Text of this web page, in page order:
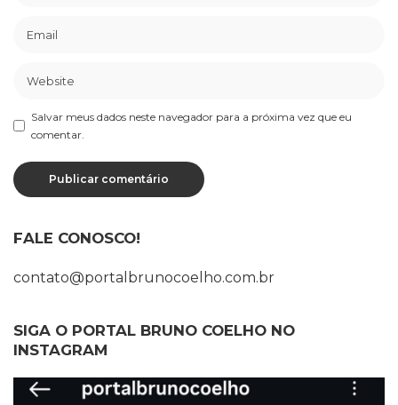
Salvar meus dados neste navegador para a próxima vez que eu
comentar.
FALE CONOSCO!
contato@portalbrunocoelho.com.br
SIGA O PORTAL BRUNO COELHO NO
INSTAGRAM